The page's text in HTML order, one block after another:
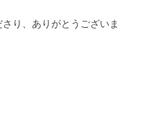
り、ありがとうございま